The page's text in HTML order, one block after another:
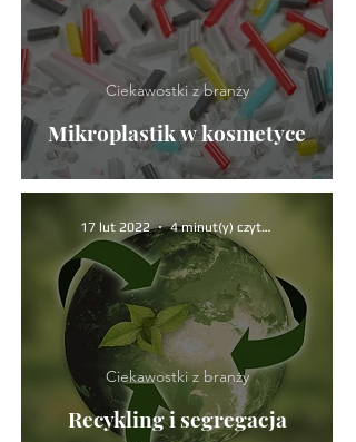
Mikroplastik w kosmetyce
Ciekawostki z branży
Recykling i segregacja
Ciekawostki z branży
17 lut 2022 4 minut(y) czytania